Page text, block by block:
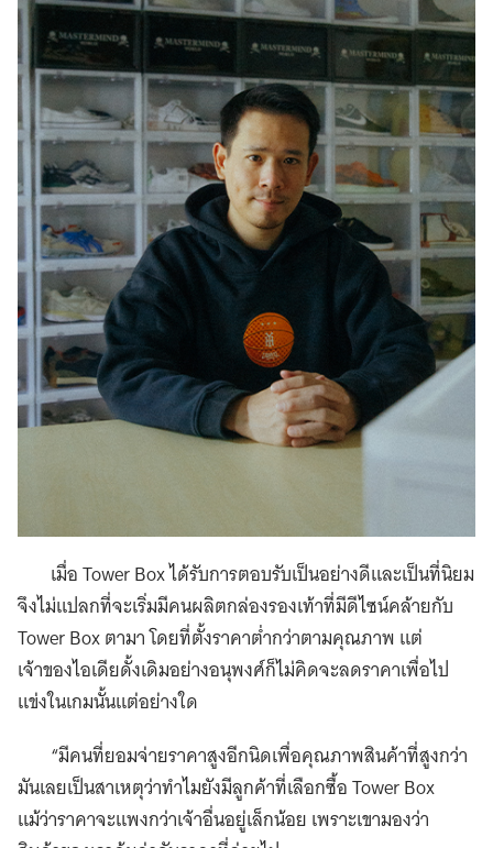
เมื่อ Tower Box ได้รับการตอบรับเป็นอย่างดีและเป็นที่นิยม
จึงไม่แปลกที่จะเริ่มมีคนผลิตกล่องรองเท้าที่มีดีไซน์คล้ายกับ
Tower Box ตามา โดยที่ตั้งราคาต่ำกว่าตามคุณภาพ แต่
เจ้าของไอเดียดั้งเดิมอย่างอนุพงศ์ก็ไม่คิดจะลดราคาเพื่อไป
แข่งในเกมนั้นแต่อย่างใด
“มีคนที่ยอมจ่ายราคาสูงอีกนิดเพื่อคุณภาพสินค้าที่สูงกว่า
มันเลยเป็นสาเหตุว่าทำไมยังมีลูกค้าที่เลือกซื้อ Tower Box
แม้ว่าราคาจะแพงกว่าเจ้าอื่นอยู่เล็กน้อย เพราะเขามองว่า